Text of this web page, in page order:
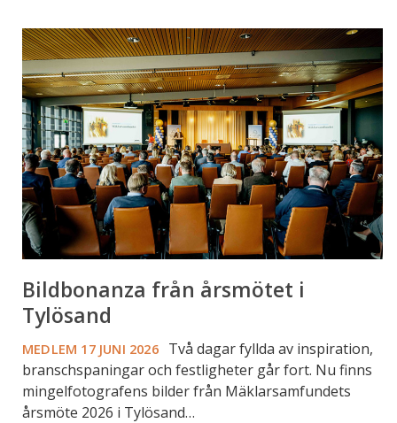
från
årsmötet
Tylösand
Bildbonanza från årsmötet i
Tylösand
MEDLEM 17 JUNI 2026 Två dagar fyllda av inspiration,
branschspaningar och festligheter går fort. Nu finns
mingelfotografens bilder från Mäklarsamfundets
årsmöte 2026 i Tylösand…